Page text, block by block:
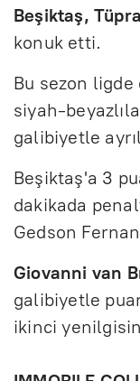
Beşiktaş,
konuk etti.
Bu sezon ligde
siyah-
galibiyetle
Beşiktaş'a 3
dakikada
Gedson
Giovanni van
galibiyetle
ikinci